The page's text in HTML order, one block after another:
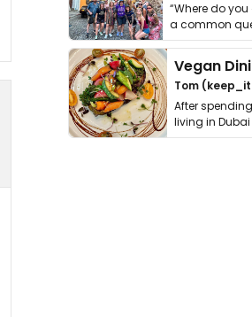
“Where do
a common
get asked. …
Vegan
Tom
After
living in
thing has …